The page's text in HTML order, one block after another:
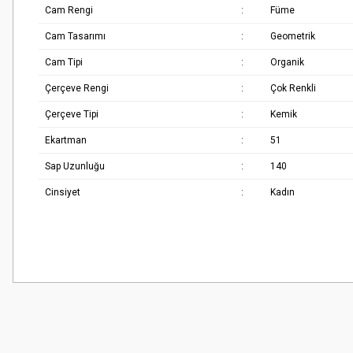
Cam Rengi : Füme
Cam Tasarımı : Geometrik
Cam Tipi : Organik
Çerçeve Rengi : Çok Renkli
Çerçeve Tipi : Kemik
Ekartman : 51
Sap Uzunluğu : 140
Cinsiyet : Kadın
Görüş ve önerileriniz için teşekkür ederiz.